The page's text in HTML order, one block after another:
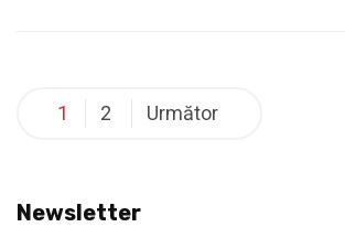
1 2 Următor
Newsletter